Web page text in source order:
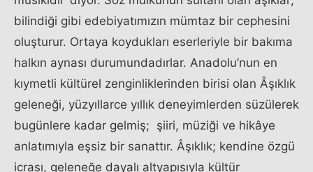
bilindiği gibi edebiyatımızın mümtaz bir cephesini
oluşturur. Ortaya koydukları eserleriyle bir bakıma
halkın aynası durumundadırlar. Anadolu’nun en
kıymetli kültürel zenginliklerinden birisi olan Âşıklık
geleneği, yüzyıllarce yıllık deneyimlerden süzülerek
bugünlere kadar gelmiş; şiiri, müziği ve hikâye
anlatımıyla eşsiz bir sanattır. Âşıklık; kendine özgü
icrası, geleneğe dayalı altyapısıyla kültür